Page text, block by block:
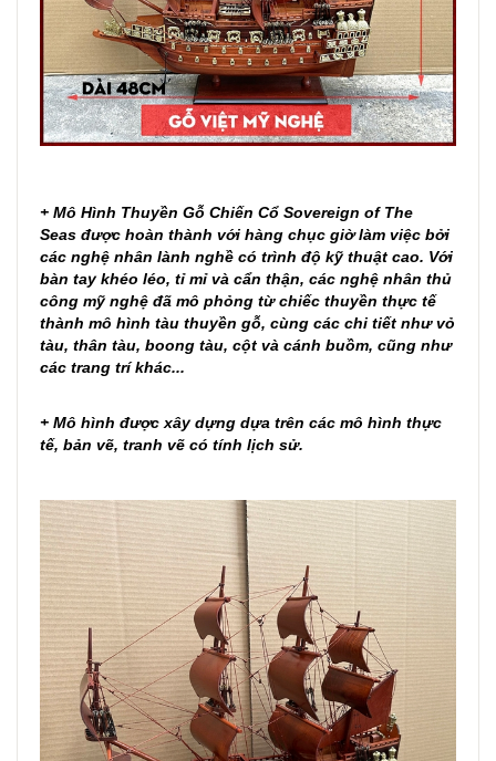
+ Mô Hình Thuyền Gỗ Chiến Cổ Sovereign of The
Seas được hoàn thành với hàng chục giờ làm việc bởi
các nghệ nhân lành nghề có trình độ kỹ thuật cao. Với
bàn tay khéo léo, tỉ mỉ và cẩn thận, các nghệ nhân thủ
công mỹ nghệ đã mô phỏng từ chiếc thuyền thực tế
thành mô hình tàu thuyền gỗ, cùng các chi tiết như vỏ
tàu, thân tàu, boong tàu, cột và cánh buồm, cũng như
các trang trí khác...
+ Mô hình được xây dựng dựa trên các mô hình thực
tế, bản vẽ, tranh vẽ có tính lịch sử.